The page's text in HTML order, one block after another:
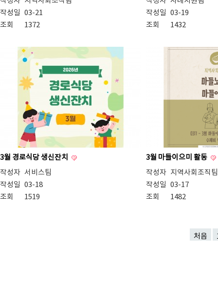
작성일 03-21
조회
1372
작성일 03-19
조회
1432
3월 경로식당 생신잔치
작성자 서비스팀
작성일 03-18
조회
1519
3월 마들이으미 활동
작성자 지역사회조직팀
작성일 03-17
조회
1482
처음